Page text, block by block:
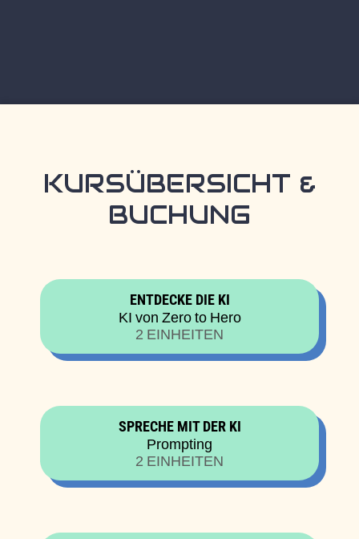
KURSÜBERSICHT &
BUCHUNG
ENTDECKE DIE KI
KI von Zero to Hero
2 EINHEITEN
SPRECHE MIT DER KI
Prompting
2 EINHEITEN